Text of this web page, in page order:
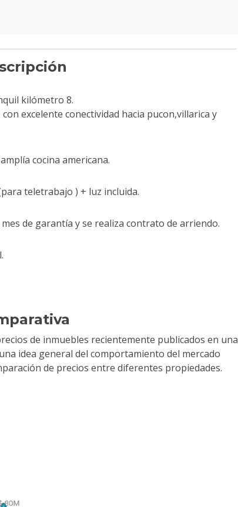
kilómetro 8.
excelente conectividad hacia pucon,villarica y
cocina americana.
teletrabajo ) + luz incluida.
de garantía y se realiza contrato de arriendo.
de inmuebles recientemente publicados en una
idea general del comportamiento del mercado
de precios entre diferentes propiedades.